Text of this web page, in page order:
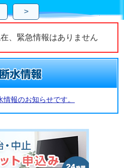
>
、緊急情報はありません
報のお知らせです。